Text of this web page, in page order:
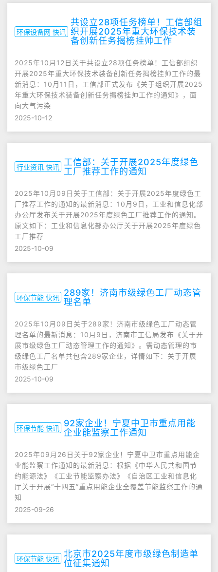
环保设备网 快讯
共设立28项任务榜单！工信部组
织开展2025年重大环保技术装
备创新任务揭榜挂帅工作
2025年10月12日关于共设立28项任务榜单！工信部组织
开展2025年重大环保技术装备创新任务揭榜挂帅工作的最
新消息：10月11日，工信部正式发布《关于组织开展2025
年重大环保技术装备创新任务揭榜挂帅工作的通知》，面
向大气污染
2025-10-12
行业资讯 快讯 工信部：关于开展2025年度绿色
工厂推荐工作的通知
2025年10月09日关于工信部：关于开展2025年度绿色工
厂推荐工作的通知的最新消息：10月9日，工业和信息化部
办公厅发布关于开展2025年度绿色工厂推荐工作的通知。
原文如下：工业和信息化部办公厅关于开展2025年度绿色
工厂推荐
2025-10-09
环保节能 快讯 289家！济南市级绿色工厂动态管
理名单
2025年10月09日关于289家！济南市级绿色工厂动态管
理名单的最新消息：10月9日，济南市工信局发布《关于开
展市级绿色工厂动态管理工作的通知》。需动态管理的市
级绿色工厂名单共包含289家企业，详情如下：关于开展
市级绿色工厂
2025-10-09
环保节能 快讯 92家企业！宁夏中卫市重点用能
企业能监察工作通知
2025年09月26日关于92家企业！宁夏中卫市重点用能企
业能监察工作通知的最新消息：根据《中华人民共和国节
约能源法》《工业节能监察办法》《自治区工业和信息化
厅关于开展“十四五”重点用能企业全覆盖节能监察工作的通
知
2025-09-26
环保节能 快讯 北京市2025年度市级绿色制造单
位征集通知